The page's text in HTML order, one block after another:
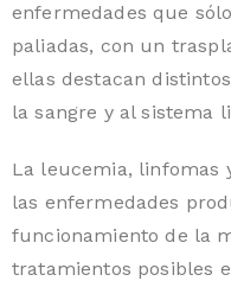
enfermedades que
paliadas, con un
ellas destacan
la sangre y al sistema
La leucemia, linfomas
las enfermedades
funcionamiento de la
tratamientos posibles